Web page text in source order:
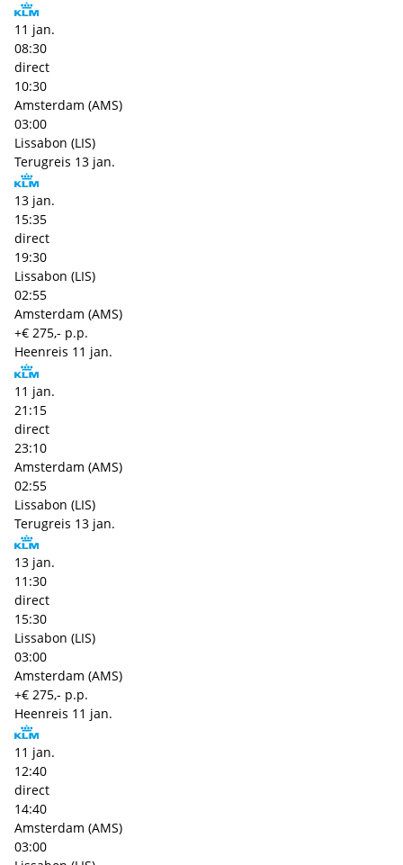
11 jan.
08:30
direct
10:30
Amsterdam (AMS)
03:00
Lissabon (LIS)
Terugreis 13 jan.
13 jan.
15:35
direct
19:30
Lissabon (LIS)
02:55
Amsterdam (AMS)
+€ 275,- p.p.
Heenreis 11 jan.
11 jan.
21:15
direct
23:10
Amsterdam (AMS)
02:55
Lissabon (LIS)
Terugreis 13 jan.
13 jan.
11:30
direct
15:30
Lissabon (LIS)
03:00
Amsterdam (AMS)
+€ 275,- p.p.
Heenreis 11 jan.
11 jan.
12:40
direct
14:40
Amsterdam (AMS)
03:00